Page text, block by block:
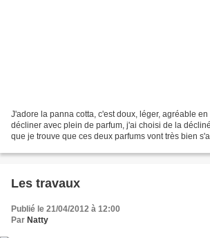
J'adore la panna cotta, c'est doux, léger, agréable
décliner avec plein de parfum, j'ai choisi de la
que je trouve que ces deux parfums vont très bien
Les travaux
Publié le 21/04/2012 à 12:00
Par Natty